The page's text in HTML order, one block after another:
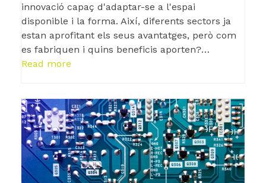
innovació capaç d'adaptar-se a l'espai
disponible i la forma. Així, diferents sectors ja
estan aprofitant els seus avantatges, però com
es fabriquen i quins beneficis aporten?…
Read more